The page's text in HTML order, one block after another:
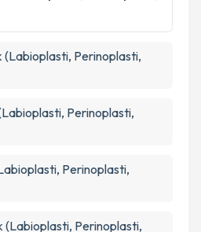
Perinoplasti,
Perinoplasti,
Perinoplasti,
(Labioplasti, Perinoplasti,